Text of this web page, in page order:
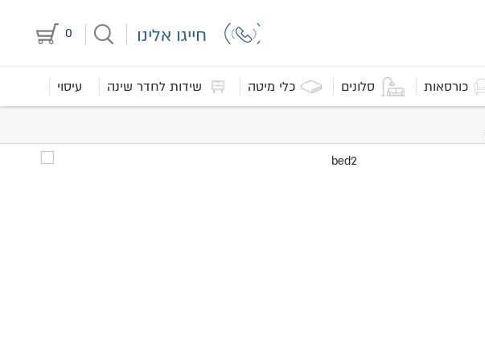
0 חייגו אלינו
כורסאות סלונים כלי מיטה שידות לחדר שינה עיסוי